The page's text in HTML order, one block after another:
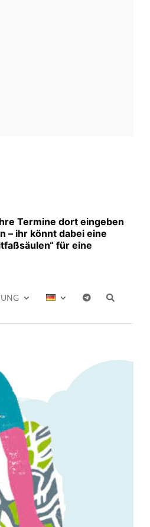
Termine dort eingeben
– ihr könnt dabei eine
für eine